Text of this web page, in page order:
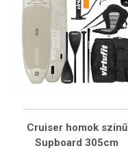
Cruiser homok színű
Supboard 305cm